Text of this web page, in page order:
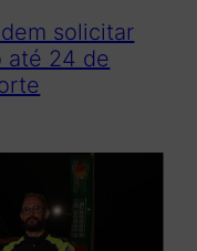
solicitar
até 24 de